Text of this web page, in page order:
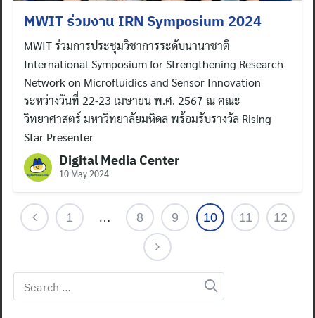
MWIT ร่วมงาน IRN Symposium 2024
MWIT ร่วมการประชุมวิชาการระดับนานาชาติ
International Symposium for Strengthening Research
Network on Microfluidics and Sensor Innovation
ระหว่างวันที่ 22-23 เมษายน พ.ศ. 2567 ณ คณะ
วิทยาศาสตร์ มหาวิทยาลัยมหิดล พร้อมรับรางวัล Rising
Star Presenter
Digital Media Center
10 May 2024
1 … 8 9 10 11 12
Search
for: